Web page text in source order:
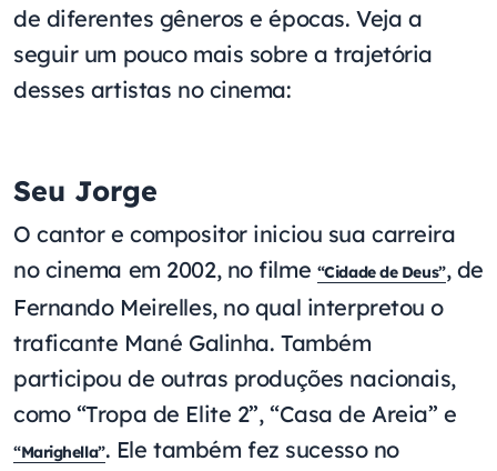
de diferentes gêneros e épocas. Veja a
seguir um pouco mais sobre a trajetória
desses artistas no cinema:
Seu Jorge
O cantor e compositor iniciou sua carreira
no cinema em 2002, no filme “Cidade de Deus”, de
Fernando Meirelles, no qual interpretou o
traficante Mané Galinha. Também
participou de outras produções nacionais,
como “Tropa de Elite 2”, “Casa de Areia” e
“Marighella”. Ele também fez sucesso no